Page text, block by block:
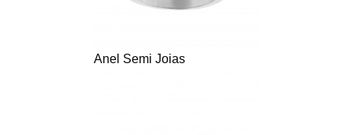
Anel Semi Joias